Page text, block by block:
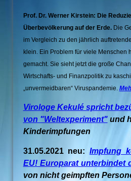
Prof. Dr. Werner Kirstein: Die
Überbevölkerung auf der Erde. Die
im Vergleich zu den jährlich
klein. Ein Problem für viele Menschen
gemacht. Sie sieht jetzt die große
Wirtschafts- und Finanzpolitik zu
„unvermeidbaren“ Viruspandemie.
Virologe Kekulé spricht
von "Weltexperiment"und
Kinderimpfungen
31.05.2021 neu: Impfung
EU! Europarat unterbindet
von nicht geimpften